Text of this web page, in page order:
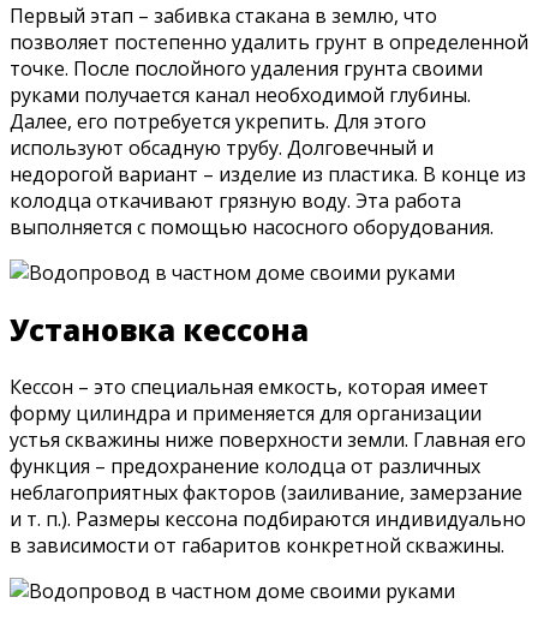
Первый этап – забивка стакана в землю, что
позволяет постепенно удалить грунт в определенной
точке. После послойного удаления грунта своими
руками получается канал необходимой глубины.
Далее, его потребуется укрепить. Для этого
используют обсадную трубу. Долговечный и
недорогой вариант – изделие из пластика. В конце из
колодца откачивают грязную воду. Эта работа
выполняется с помощью насосного оборудования.
Установка кессона
Кессон – это специальная емкость, которая имеет
форму цилиндра и применяется для организации
устья скважины ниже поверхности земли. Главная его
функция – предохранение колодца от различных
неблагоприятных факторов (заиливание, замерзание
и т. п.). Размеры кессона подбираются индивидуально
в зависимости от габаритов конкретной скважины.